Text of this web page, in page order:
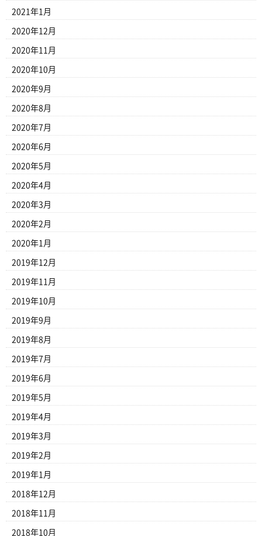
2021年1月
2020年12月
2020年11月
2020年10月
2020年9月
2020年8月
2020年7月
2020年6月
2020年5月
2020年4月
2020年3月
2020年2月
2020年1月
2019年12月
2019年11月
2019年10月
2019年9月
2019年8月
2019年7月
2019年6月
2019年5月
2019年4月
2019年3月
2019年2月
2019年1月
2018年12月
2018年11月
2018年10月